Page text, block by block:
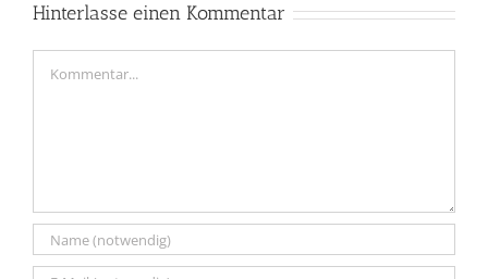
Hinterlasse einen Kommentar